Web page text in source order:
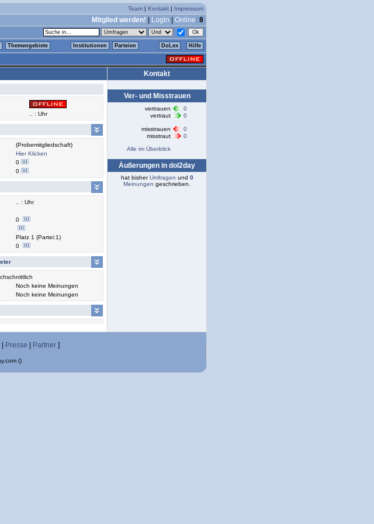
Team | Kontakt | Impressum
Mitglied werden! Login Online: 8
Themengebiete Institutionen Parteien DoLex Hilfe
.. : Uhr
(Probemitgliedschaft)
Hier Klicken
0
0
.. : Uhr
0
Platz 1 (Partei:1)
0
Noch keine Meinungen
Noch keine Meinungen
Kontakt
Ver- und Misstrauen
vertrauen
0
vertraut
0
misstrauen
0
misstraut
0
Alle im Überblick
Äußerungen in dol2day
hat bisherUmfragen und 0
Meinungen geschrieben.
Presse Partner ]
()